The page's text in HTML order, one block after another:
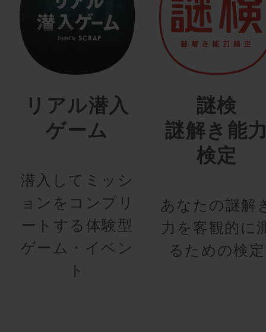
リアル潜入
ゲーム
潜入してミッシ
ョンをコンプリ
ートする体験型
ゲーム・イベン
ト
謎検
謎解き能
検定
あなたの謎解
力を客観的に
るための検定